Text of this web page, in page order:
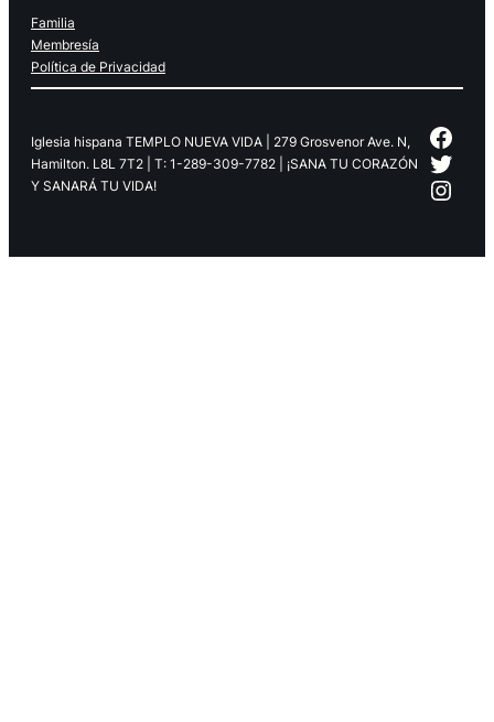
Familia
Membresía
Política de Privacidad
Iglesia hispana TEMPLO NUEVA VIDA | 279 Grosvenor Ave. N,
Hamilton. L8L 7T2 | T: 1-289-309-7782 | ¡SANA TU CORAZÓN
Y SANARÁ TU VIDA!